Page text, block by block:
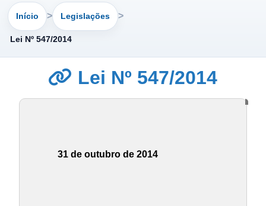
Início Legislações
Lei Nº 547/2014
Lei Nº 547/2014
31 de outubro de 2014